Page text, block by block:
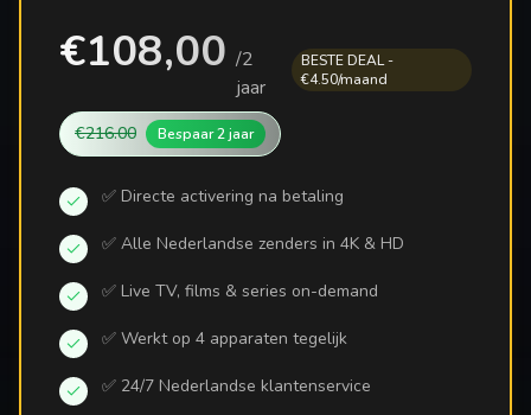
€108,00 /2
jaar
BESTE DEAL -
€4.50/maand
€216.00 Bespaar2 jaar
✅ Directe activering na betaling
✅ Alle Nederlandse zenders in 4K & HD
✅ Live TV, films & series on-demand
✅ Werkt op 4 apparaten tegelijk
✅ 24/7 Nederlandse klantenservice